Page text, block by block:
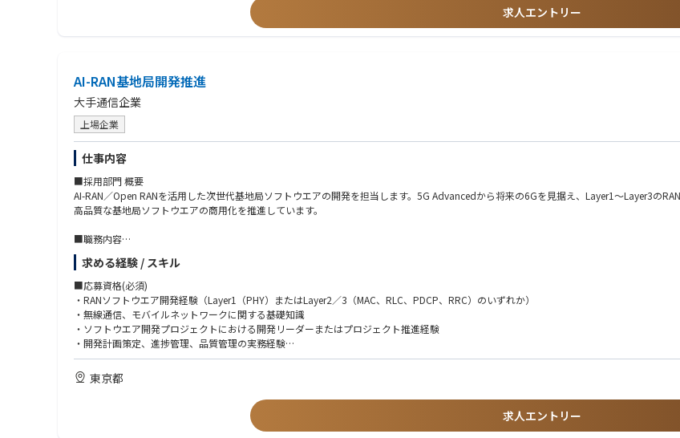
・Microsoft製品ロードマップやキャンペーンとの連携、共同イニシアチブやコセールイベントの調整
・Microsoft営業リーダーとの四半期レビューを主導し、Microsoftリソースを活用した提案強化
・主要案件のエグゼクティブスポンサーとして参画、または新しいGTMを試すクライアントの担当
・外部市場の代表として、カンファレンス、アナリスト・メディア対応、クライアントイベントに参加
・Avanadeの市場メッセージングに協力し、戦略的案件のクライアントリファレンスを確保
社内連携とエネーブルメント
・APAC・セールス・グローバルプラクティス・マーケティング・ソリューションデリバリーなど各機能と連携し、GTM戦略の実行を支援
・新しいGTMイニシアチブのインキュベーションに参加し、トレンドやスケーリング可能な初期機能を特定
・プライシングやアセット開発を含むデリバリー戦略の改善に貢献
求人エントリー
AI-RAN基地局開発推進
大手通信企業
上場企業
仕事内容
■採用部門 概要
AI-RAN／Open RANを活用した次世代基地局ソフトウエアの開発を担当します。5G Advancedから将来の6Gを見据え、Layer1～Layer3の
高品質な基地局ソフトウエアの商用化を推進しています。
■職務内容
【ミッション】
AI-RAN基地局開発を推進し、開発プロセスおよび開発体制の継続的な改善を通じて、5G Advancedおよび将来の6G時代を支える基地局ソフ
【主な業務】
・AI-RAN基地局開発の推進
・開発計画の策定および進捗・品質管理
・開発チーム横断での課題管理・推進
【具体的な業務】
・プロジェクト計画・マイルストーンの策定および進捗管理
・品質・生産性向上に向けた施策の企画・推進
求める経験 / スキル
■応募資格(必須)
・RANソフトウエア開発経験（Layer1（PHY）またはLayer2／3（MAC、RLC、PDCP、RRC）のいずれか）
・無線通信、モバイルネットワークに関する基礎知識
・ソフトウエア開発プロジェクトにおける開発リーダーまたはプロジェクト推進経験
・開発計画策定、進捗管理、品質管理の実務経験
■応募資格(歓迎)
・C／C++などを用いた組込み／通信ソフトウエア開発経験
・Open RAN、vRAN、AI-RANなど次世代RANアーキテクチャに関する知識・開発経験
・アジャイル開発、DevOpsに関する知識・実務経験
東京都
求人エントリー